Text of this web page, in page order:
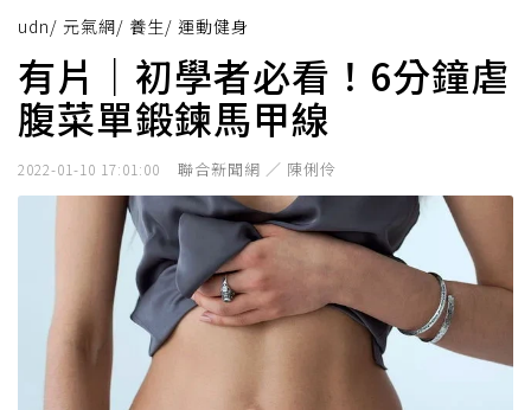
udn/ 元氣網/ 養生/ 運動健身
有片｜初學者必看！6分鐘虐
腹菜單鍛鍊馬甲線
2022-01-10 17:01:00 聯合新聞網 ／ 陳俐伶